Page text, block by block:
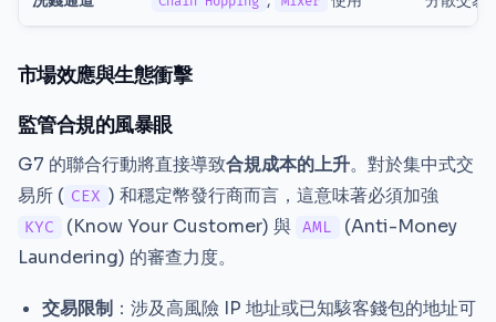
市場效應與生態衝擊
監管合規的風暴眼
G7 的聯合行動將直接導致合規成本的上升。對於集中式交
易所 ( CEX ) 和穩定幣發行商而言，這意味著必須加強
KYC (Know Your Customer) 與 AML
(Anti-Money
Laundering) 的審查力度。
交易限制 ：涉及高風險 IP 地址或已知駭客錢包的地址可